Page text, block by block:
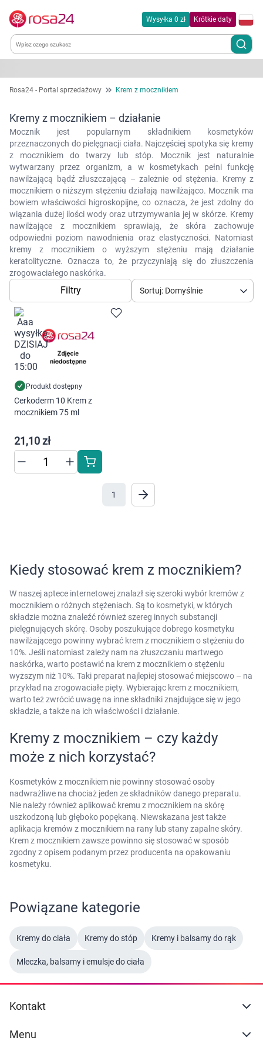
naszejpolityce prywatności. Możesz określić
warunki przechowywania lub dostępu do
cookies poprzez kliknięcie przycisku
"Ustawienia" lub możesz zaakceptować
ustawienia wszystkich cookies klikając
AKCEPTUJĘ WSZYSTKIE
AKCEPTUJĘ WSZYSTKIE
Wysyłka 0 zł Krótkie daty
Kategorie
Chemia gospodarcza
Dla zwierząt
Dom i ogród
Zdrowie
Kobieta w ciąży i mama
Dziecko
Kosmetyki
Mężczyzna
Zdrowy styl życia
Zabawki
Sprzęt medyczny
Rosa24 - Portal sprzedażowy Krem z mocznikiem
Kremy z mocznikiem – działanie
Mocznik jest popularnym składnikiem kosmetyków
przeznaczonych do pielęgnacji ciała. Najczęściej spotyka się kremy
z mocznikiem do twarzy lub stóp. Mocznik jest naturalnie
wytwarzany przez organizm, a w kosmetykach pełni funkcję
nawilżającą bądź złuszczającą – zależnie od stężenia. Kremy z
mocznikiem o niższym stężeniu działają nawilżająco. Mocznik ma
bowiem właściwości higroskopijne, co oznacza, że jest zdolny do
wiązania dużej ilości wody oraz utrzymywania jej w skórze. Kremy
nawilżające z mocznikiem sprawiają, że skóra zachowuje
odpowiedni poziom nawodnienia oraz elastyczności. Natomiast
kremy z mocznikiem o wyższym stężeniu mają działanie
keratolityczne. Oznacza to, że przyczyniają się do złuszczenia
zrogowaciałego naskórka.
Filtry Sortuj: Domyślnie
Produkt dostępny
Cerkoderm 10 Krem z
mocznikiem 75 ml
21,10 zł
1
Kiedy stosować krem z mocznikiem?
W naszej aptece internetowej znalazł się szeroki wybór kremów z
mocznikiem o różnych stężeniach. Są to kosmetyki, w których
składzie można znaleźć również szereg innych substancji
pielęgnujących skórę. Osoby poszukujące dobrego kosmetyku
nawilżającego powinny wybrać krem z mocznikiem o stężeniu do
10%. Jeśli natomiast zależy nam na złuszczaniu martwego
naskórka, warto postawić na krem z mocznikiem o stężeniu
wyższym niż 10%. Taki preparat najlepiej stosować miejscowo – na
przykład na zrogowaciałe pięty. Wybierając krem z mocznikiem,
warto też zwrócić uwagę na inne składniki znajdujące się w jego
składzie, a także na ich właściwości i działanie.
Kremy z mocznikiem – czy każdy
może z nich korzystać?
Kosmetyków z mocznikiem nie powinny stosować osoby
nadwrażliwe na chociaż jeden ze składników danego preparatu.
Nie należy również aplikować kremu z mocznikiem na skórę
uszkodzoną lub głęboko popękaną. Niewskazana jest także
aplikacja kremów z mocznikiem na rany lub stany zapalne skóry.
Krem z mocznikiem zawsze powinno się stosować w sposób
zgodny z opisem podanym przez producenta na opakowaniu
kosmetyku.
Powiązane kategorie
Kremy do ciała Kremy do stóp Kremy i balsamy do rąk
Mleczka, balsamy i emulsje do ciała
Kontakt
Menu